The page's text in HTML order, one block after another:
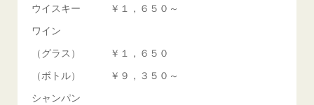
ウイスキー ￥１，６５０～
ワイン
（グラス） ￥１，６５０
（ボトル） ￥９，３５０～
シャンパン